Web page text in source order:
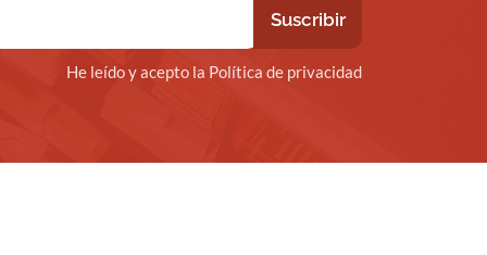
He leído y acepto la Política de privacidad